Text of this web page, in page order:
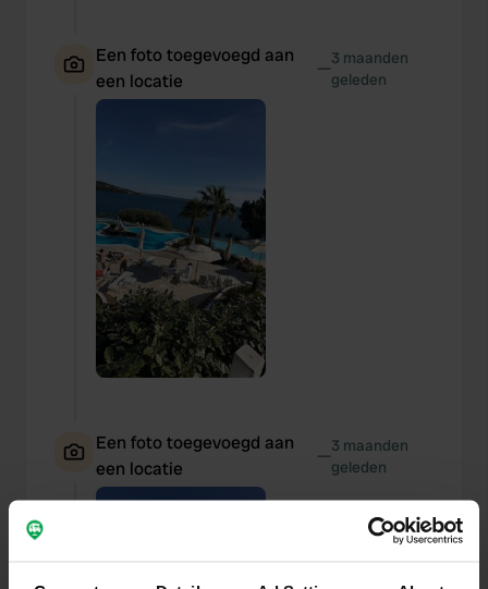
Een foto toegevoegd aan
een locatie
—3 maanden
geleden
Een foto toegevoegd aan
een locatie
—3 maanden
geleden